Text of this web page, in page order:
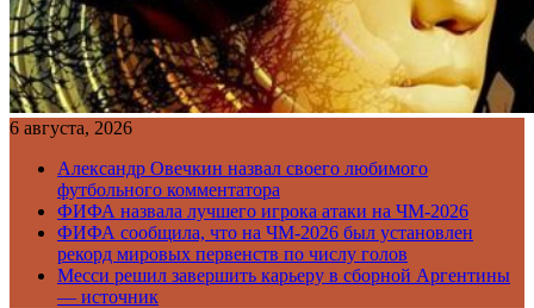
6 августа, 2026
Александр Овечкин назвал своего любимого
футбольного комментатора
ФИФА назвала лучшего игрока атаки на ЧМ-2026
ФИФА сообщила, что на ЧМ-2026 был установлен
рекорд мировых первенств по числу голов
Месси решил завершить карьеру в сборной Аргентины
— источник